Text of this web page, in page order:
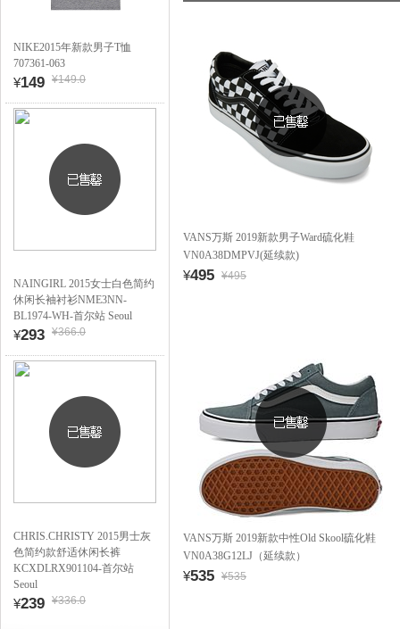
NIKE2015年新款男子T恤
707361-063
¥149 ¥149.0
NAINGIRL 2015女士白色简约
休闲长袖衬衫NME3NN-
BL1974-WH-首尔站 Seoul
¥293 ¥366.0
CHRIS.CHRISTY 2015男士灰
色简约款舒适休闲长裤
KCXDLRX901104-首尔站
Seoul
¥239 ¥336.0
VANS万斯 2019新款男子Ward硫化鞋
VN0A38DMPVJ(延续款)
¥495 ¥495
VANS万斯 2019新款中性Old Skool硫化鞋
VN0A38G12LJ（延续款）
¥535 ¥535